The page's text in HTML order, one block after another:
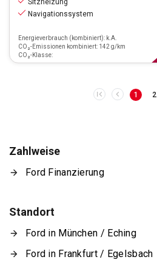
Sitzheizung
Navigationssystem
Energieverbrauch (kombiniert): k.A.
CO₂-Emissionen kombiniert: 142 g/km
CO₂-Klasse:
1 2
Zahlweise
Ford Finanzierung
Standort
Ford in München / Eching
Ford in Frankfurt / Egelsbach